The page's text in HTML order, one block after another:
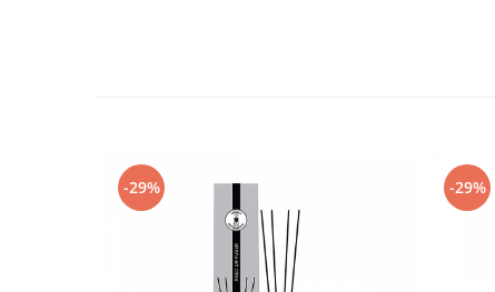
-29% -29%